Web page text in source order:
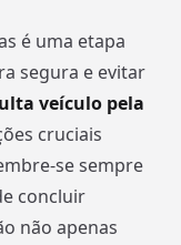
é uma etapa
segura e evitar
veículo pela
cruciais
se sempre
concluir
não apenas